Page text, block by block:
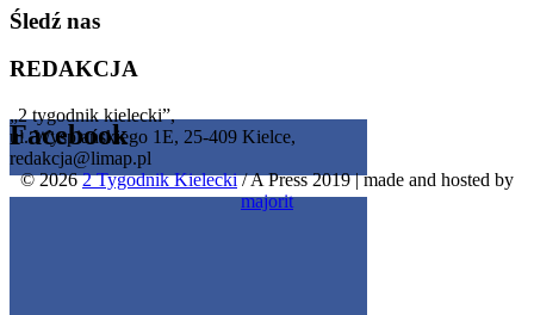
Śledź nas
REDAKCJA
„2 tygodnik kielecki”,
ul. Wyspiańskiego 1E, 25-409 Kielce,
redakcja@limap.pl
© 20262 Tygodnik Kielecki/ A Press 2019|made and hosted by
majorit
Facebook
Get the Facebook Likebox Slider Pro for WordPress